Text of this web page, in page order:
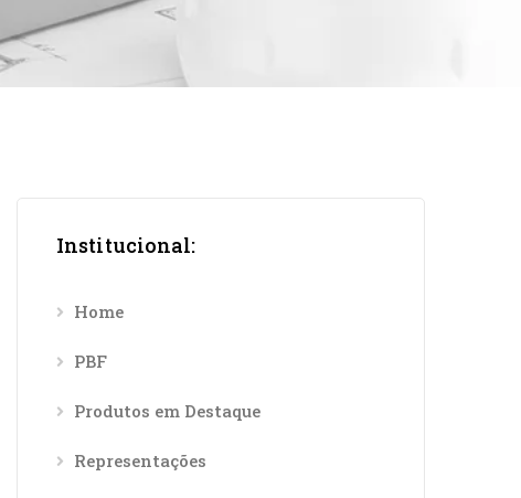
Institucional:
Home
PBF
Produtos em Destaque
Representações